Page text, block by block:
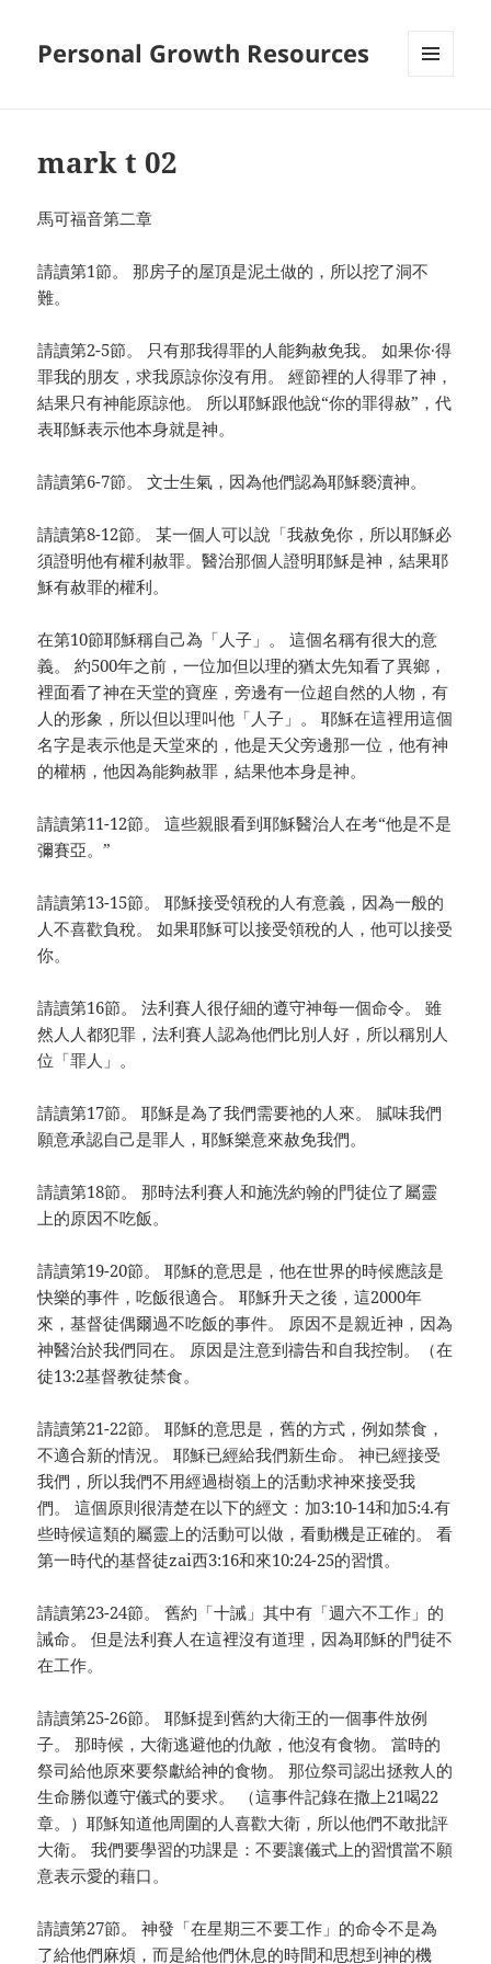
Personal Growth Resources
mark t 02
馬可福音第二章
請讀第1節。 那房子的屋頂是泥土做的，所以挖了洞不
難。
請讀第2-5節。 只有那我得罪的人能夠赦免我。 如果你·得
罪我的朋友，求我原諒你沒有用。 經節裡的人得罪了神，
結果只有神能原諒他。 所以耶穌跟他說“你的罪得赦”，代
表耶穌表示他本身就是神。
請讀第6-7節。 文士生氣，因為他們認為耶穌褻瀆神。
請讀第8-12節。 某一個人可以說「我赦免你，所以耶穌必
須證明他有權利赦罪。醫治那個人證明耶穌是神，結果耶
穌有赦罪的權利。
在第10節耶穌稱自己為「人子」。 這個名稱有很大的意
義。 約500年之前，一位加但以理的猶太先知看了異鄉，
裡面看了神在天堂的寶座，旁邊有一位超自然的人物，有
人的形象，所以但以理叫他「人子」。 耶穌在這裡用這個
名字是表示他是天堂來的，他是天父旁邊那一位，他有神
的權柄，他因為能夠赦罪，結果他本身是神。
請讀第11-12節。 這些親眼看到耶穌醫治人在考“他是不是
彌賽亞。”
請讀第13-15節。 耶穌接受領稅的人有意義，因為一般的
人不喜歡負稅。 如果耶穌可以接受領稅的人，他可以接受
你。
請讀第16節。 法利賽人很仔細的遵守神每一個命令。 雖
然人人都犯罪，法利賽人認為他們比別人好，所以稱別人
位「罪人」。
請讀第17節。 耶穌是為了我們需要祂的人來。 膩味我們
願意承認自己是罪人，耶穌樂意來赦免我們。
請讀第18節。 那時法利賽人和施洗約翰的門徒位了屬靈
上的原因不吃飯。
請讀第19-20節。 耶穌的意思是，他在世界的時候應該是
快樂的事件，吃飯很適合。 耶穌升天之後，這2000年
來，基督徒偶爾過不吃飯的事件。 原因不是親近神，因為
神醫治於我們同在。 原因是注意到禱告和自我控制。（在
徒13:2基督教徒禁食。
請讀第21-22節。 耶穌的意思是，舊的方式，例如禁食，
不適合新的情況。 耶穌已經給我們新生命。 神已經接受
我們，所以我們不用經過樹嶺上的活動求神來接受我
們。 這個原則很清楚在以下的經文：加3:10-14和加5:4.有
些時候這類的屬靈上的活動可以做，看動機是正確的。 看
第一時代的基督徒zai西3:16和來10:24-25的習慣。
請讀第23-24節。 舊約「十誡」其中有「週六不工作」的
誡命。 但是法利賽人在這裡沒有道理，因為耶穌的門徒不
在工作。
請讀第25-26節。 耶穌提到舊約大衛王的一個事件放例
子。 那時候，大衛逃避他的仇敵，他沒有食物。 當時的
祭司給他原來要祭獻給神的食物。 那位祭司認出拯救人的
生命勝似遵守儀式的要求。 （這事件記錄在撒上21喝22
章。）耶穌知道他周圍的人喜歡大衛，所以他們不敢批評
大衛。 我們要學習的功課是：不要讓儀式上的習慣當不願
意表示愛的藉口。
請讀第27節。 神發「在星期三不要工作」的命令不是為
了給他們麻煩，而是給他們休息的時間和思想到神的機